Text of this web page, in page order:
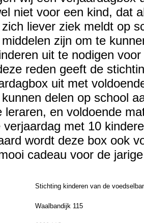
niet voor een kind, dat
liever ziek meldt op
zijn om te
uit te nodigen
reden geeft de
uit met
delen op school
leraren, en voldoende
verjaardag met 10
wordt deze box ook
cadeau voor de
Stichting kinderen van de
Waalbandijk 115